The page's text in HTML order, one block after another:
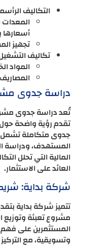
التكاليف
المعدات
أسعارها
تجهيز
تكاليف
المواد
دراسة جدوى
تُعد دراسة جدوى
تقدم رؤية واضحة
جدوى متكاملة تشمل
المستهدف، ودراسة
المالية التي تحلل
العائد على الاستثمار.
شركة بداية:
تتميز شركة بداية
مشروع تعبئة وتوزيع
المستثمرين على فهم
وتسويقية، مع